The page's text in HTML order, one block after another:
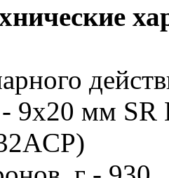
9x20 мм SR